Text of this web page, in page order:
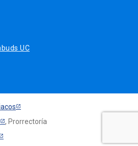
UC
, Prorrectoría